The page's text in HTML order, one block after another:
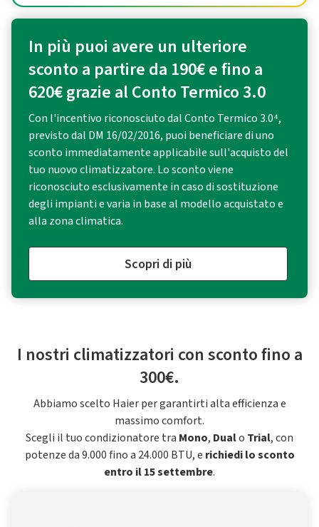
In più puoi avere un ulteriore
sconto a partire da 190€ e fino a
620€ grazie al Conto Termico 3.0
Con l'incentivo riconosciuto dal Conto Termico 3.0⁴,
previsto dal DM 16/02/2016, puoi beneficiare di uno
sconto immediatamente applicabile sull'acquisto del
tuo nuovo climatizzatore. Lo sconto viene
riconosciuto esclusivamente in caso di sostituzione
degli impianti e varia in base al modello acquistato e
alla zona climatica.
Scopri di più
I nostri climatizzatori con sconto fino a
300€.
Abbiamo scelto Haier per garantirti alta efficienza e
massimo comfort.
Scegli il tuo condizionatore tra Mono, Dualo Trial, con
potenze da 9.000 fino a 24.000 BTU, e richiedi lo sconto
entro il 15 settembre.